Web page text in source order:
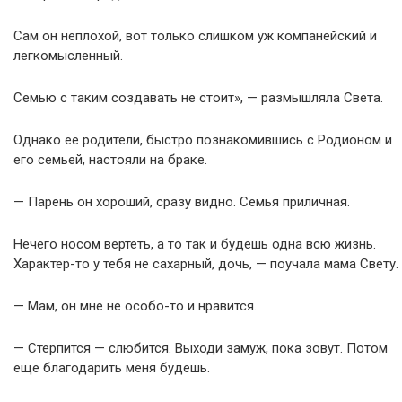
Сам он неплохой, вот только слишком уж компанейский и
легкомысленный.
Семью с таким создавать не стоит», — размышляла Света.
Однако ее родители, быстро познакомившись с Родионом и
его семьей, настояли на браке.
— Парень он хороший, сразу видно. Семья приличная.
Нечего носом вертеть, а то так и будешь одна всю жизнь.
Характер-то у тебя не сахарный, дочь, — поучала мама Свету.
— Мам, он мне не особо-то и нравится.
— Стерпится — слюбится. Выходи замуж, пока зовут. Потом
еще благодарить меня будешь.